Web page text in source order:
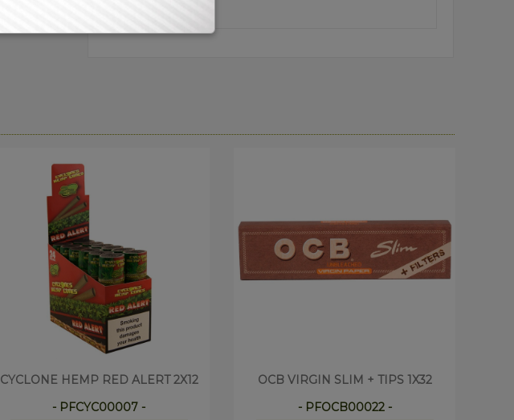
CYCLONE HEMP RED ALERT 2X12
- PFCYC00007 -
OCB VIRGIN SLIM + TIPS 1X32
- PFOCB00022 -